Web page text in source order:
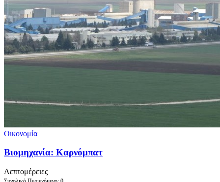
Οικονομία
Βιομηχανία: Καρνόμπατ
Λεπτομέρειες